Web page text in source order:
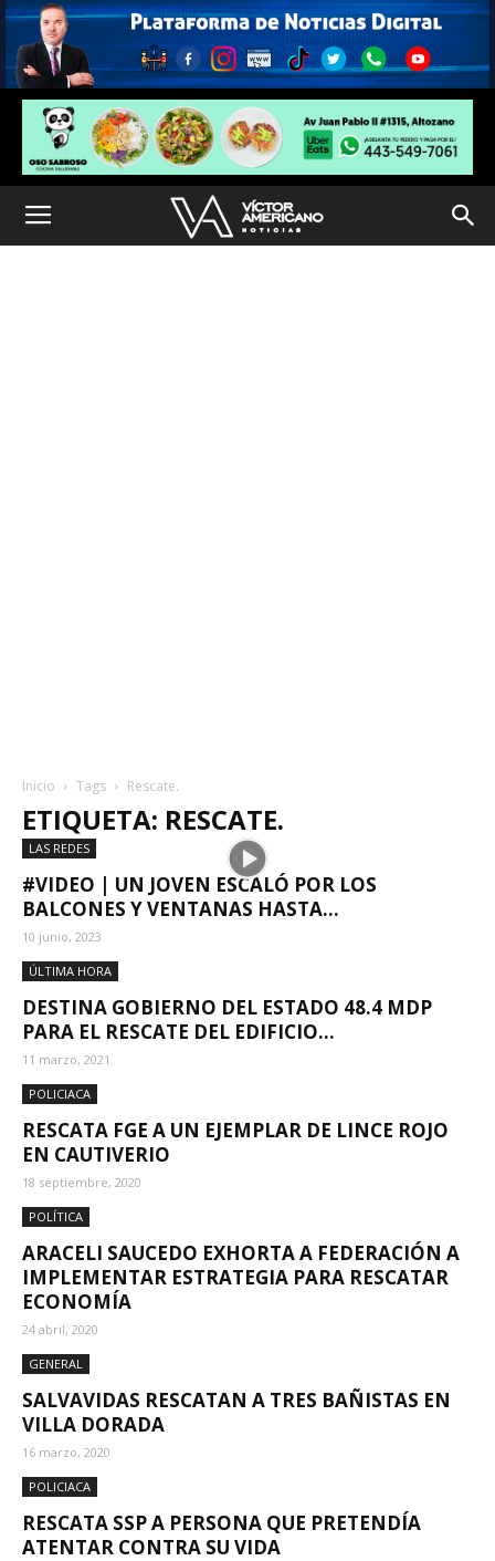
Inicio Tags Rescate.
ETIQUETA: RESCATE.
LAS REDES
#VIDEO | UN JOVEN ESCALÓ POR LOS
BALCONES Y VENTANAS HASTA...
10 junio, 2023
ÚLTIMA HORA
DESTINA GOBIERNO DEL ESTADO 48.4 MDP
PARA EL RESCATE DEL EDIFICIO...
11 marzo, 2021
POLICIACA
RESCATA FGE A UN EJEMPLAR DE LINCE ROJO
EN CAUTIVERIO
18 septiembre, 2020
POLÍTICA
ARACELI SAUCEDO EXHORTA A FEDERACIÓN A
IMPLEMENTAR ESTRATEGIA PARA RESCATAR
ECONOMÍA
24 abril, 2020
GENERAL
SALVAVIDAS RESCATAN A TRES BAÑISTAS EN
VILLA DORADA
16 marzo, 2020
POLICIACA
RESCATA SSP A PERSONA QUE PRETENDÍA
ATENTAR CONTRA SU VIDA